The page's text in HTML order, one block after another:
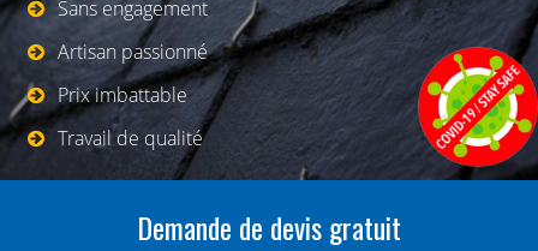
Sans engagement
Artisan passionné
Prix imbattable
Travail de qualité
Demande de devis gratuit